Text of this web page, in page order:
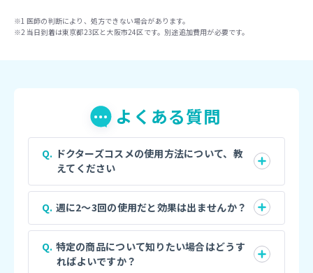
医師の判断により、処方できない場合があります。
当日到着は東京都23区と大阪市24区です。別途追加費用が必要です。
よくある質問
ドクターズコスメの使用方法について、教
えてください
週に2〜3回の使用だと効果は出ませんか？
特定の商品について知りたい場合はどうす
ればよいですか？